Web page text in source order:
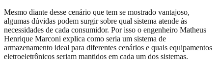
Mesmo diante desse cenário que tem se mostrado vantajoso,
algumas dúvidas podem surgir sobre qual sistema atende às
necessidades de cada consumidor. Por isso o engenheiro Matheus
Henrique Marconi explica como seria um sistema de
armazenamento ideal para diferentes cenários e quais equipamentos
eletroeletrônicos seriam mantidos em cada um dos sistemas.